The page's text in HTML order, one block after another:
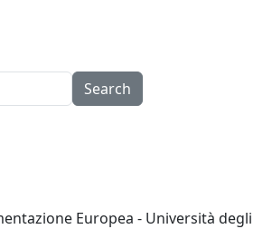
Europea - Università degli